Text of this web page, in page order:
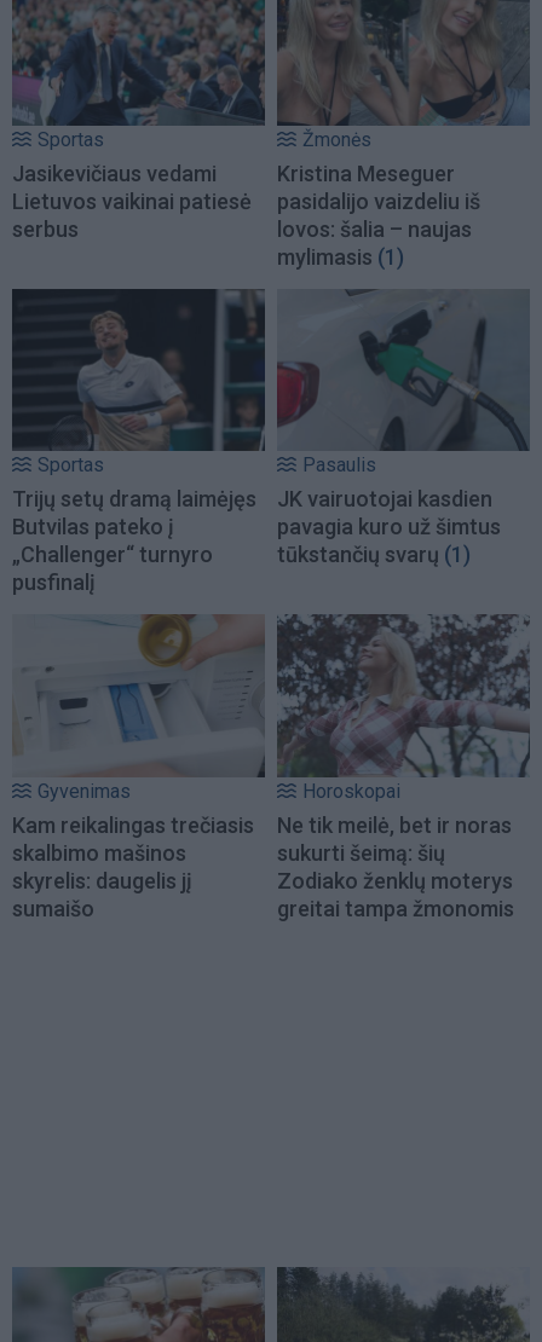
Sportas
Jasikevičiaus vedami
Lietuvos vaikinai patiesė
serbus
Žmonės
Kristina Meseguer
pasidalijo vaizdeliu iš
lovos: šalia – naujas
mylimasis (1)
Sportas
Trijų setų dramą laimėjęs
Butvilas pateko į
„Challenger“ turnyro
pusfinalį
Pasaulis
JK vairuotojai kasdien
pavagia kuro už šimtus
tūkstančių svarų (1)
Gyvenimas
Kam reikalingas trečiasis
skalbimo mašinos
skyrelis: daugelis jį
sumaišo
Horoskopai
Ne tik meilė, bet ir noras
sukurti šeimą: šių
Zodiako ženklų moterys
greitai tampa žmonomis